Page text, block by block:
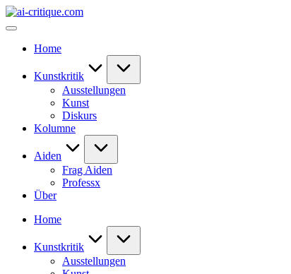
Skip
to
ai-
Home
Kunstkritik
Ausstellungen
Kunst
Diskurs
Kolumne
Aiden
Frag Aiden
Professx
Über
Home
Kunstkritik
Ausstellungen